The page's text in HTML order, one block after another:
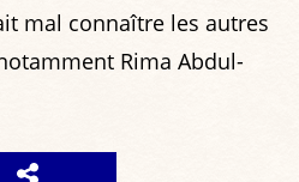
mal connaître les autres
Rima Abdul-